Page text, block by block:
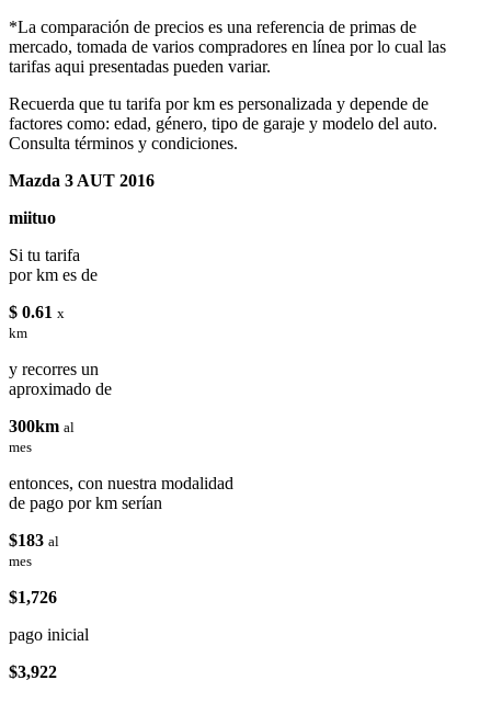
*La comparación de precios es una referencia de primas de
mercado, tomada de varios compradores en línea por lo cual las
tarifas aqui presentadas pueden variar.
Recuerda que tu tarifa por km es personalizada y depende de
factores como: edad, género, tipo de garaje y modelo del auto.
Consulta términos y condiciones.
Mazda 3 AUT 2016
miituo
Si tu tarifa
por km es de
$ 0.61 x
km
y recorres un
aproximado de
300km al
mes
entonces, con nuestra modalidad
de pago por km serían
$183 al
mes
$1,726
pago inicial
$3,922